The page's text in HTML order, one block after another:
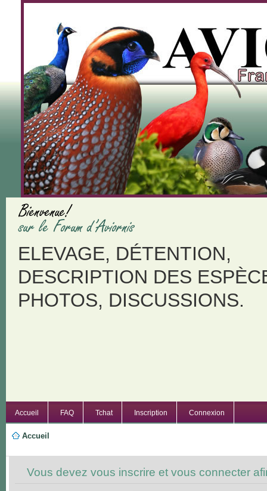
ELEVAGE, DÉTENTION,
DESCRIPTION DES
PHOTOS, DISCUSSIONS.
Accueil FAQ Tchat Inscription Connexion
Accueil
Vous devez vous inscrire et vous connecter